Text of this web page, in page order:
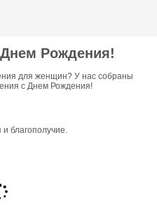
Рождения!
для женщин? У нас собраны
с Днем Рождения!